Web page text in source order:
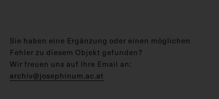
Sie haben eine Ergänzung oder einen möglichen
Fehler zu diesem Objekt gefunden?
Wir freuen uns auf Ihre Email an:
archiv@josephinum.ac.at